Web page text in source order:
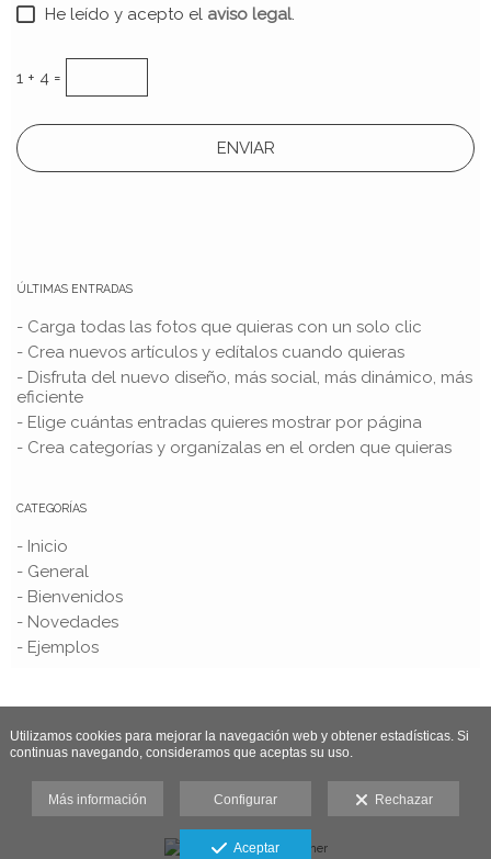
He leído y acepto el aviso legal.
1 + 4 =
ÚLTIMAS ENTRADAS
- Carga todas las fotos que quieras con un solo clic
- Crea nuevos artículos y edítalos cuando quieras
- Disfruta del nuevo diseño, más social, más dinámico, más
eficiente
- Elige cuántas entradas quieres mostrar por página
- Crea categorías y organízalas en el orden que quieras
CATEGORÍAS
- Inicio
- General
- Bienvenidos
- Novedades
- Ejemplos
Utilizamos cookies para mejorar la navegación web y obtener estadísticas. Si
continuas navegando, consideramos que aceptas su uso.
Más información Configurar Rechazar
Aceptar